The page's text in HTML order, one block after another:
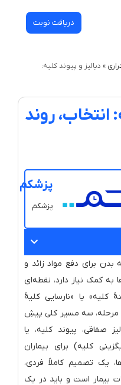
دریافت نوبت
» دیالیز و پیوند کلیه:
انتخاب، روند
پزشکم
پزشکم
برای دفع مواد زائد و
به کمک نیاز دارد، نقطه‌ای
یا «نارسایی کلیهٔ
مرحله، سه مسیر کلی پیشِ
صفاقی، پیوند کلیه، یا
کلیه) برای بیماران
یک تصمیم کاملاً فردی،
بیمار است و باید در یک